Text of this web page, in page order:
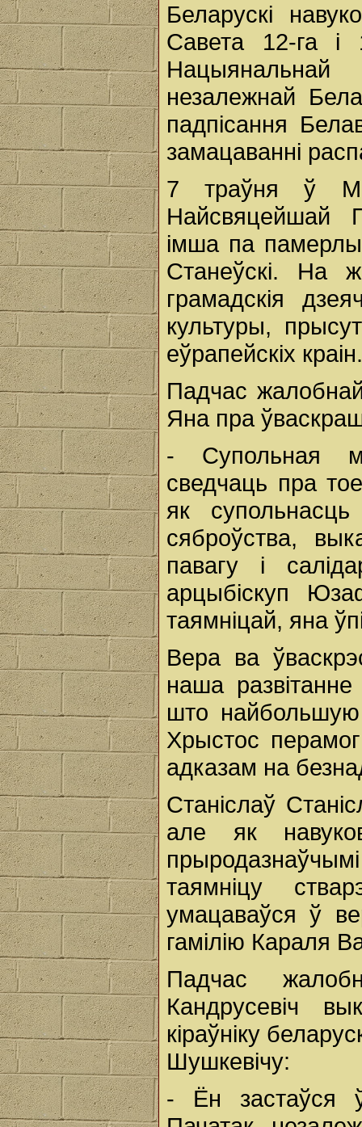
Беларускі
Савета 12-га і
Нацыянальнай
незалежнай
падпісання
замацаванні
7 траўня ў
Найсвяцейшай
імша па
Станеўскі. На
грамадскія
культуры,
еўрапейскіх краін.
Падчас
Яна пра
- Супольная
сведчаць пра
як
сяброўства,
павагу і
арцыбіскуп
таямніцай, яна
Вера ва
наша
што
Хрыстос
адказам на
Станіслаў
але як
таямніцу
умацаваўся ў
гамілію Караля
Падчас
Кандрусевіч
кіраўніку
Шушкевічу:
- Ён застаўся